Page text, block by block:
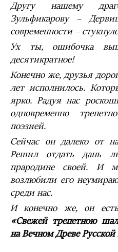
Другу нашему
Зульфикарову –
современности –
Ух ты, ошибочка
десятикратное!
Конечно же, друзья
лет исполнилось.
ярко. Радуя нас
одновременно
поэзией.
Сейчас он далеко от
Решил отдать дань
прародине своей. И
возлюбили его
среди нас.
И конечно же, он
«Свежей трепетною
на Вечном Древе